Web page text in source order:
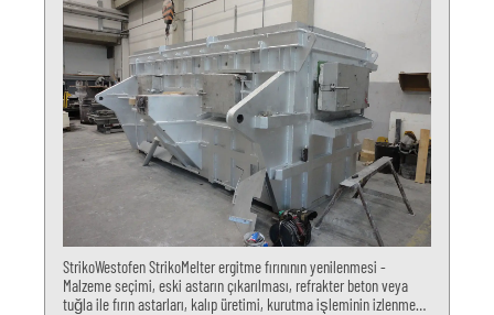
StrikoWestofen StrikoMelter ergitme fırınının yenilenmesi -
Malzeme seçimi, eski astarın çıkarılması, refrakter beton veya
tuğla ile fırın astarları, kalıp üretimi, kurutma işleminin izlenmesi,